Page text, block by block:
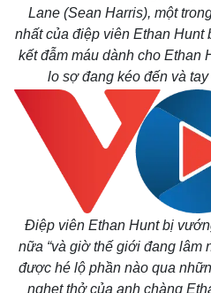
Quan sát
Cuộc sống đó đây
Hồ sơ
Lane (Sean Harris), một
nhất của điệp viên Ethan Hunt
kết đẫm máu dành cho Ethan
lo sợ đang kéo đến và
Điệp viên Ethan Hunt bị
nữa “và giờ thế giới đang lâm
được hé lộ phần nào qua
nghẹt thở của anh chàng